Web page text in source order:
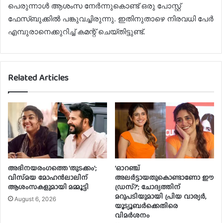
പെരുന്നാൾ ആശംസ നേർന്നുകൊണ്ട് ഒരു പോസ്റ്റ്
ഫേസ്‌ബുക്കിൽ പങ്കുവച്ചിരുന്നു. ഇതിനുതാഴെ നിരവധി പേർ
എമ്പുരാനെക്കുറിച്ച് കമന്റ് ചെയ്തിട്ടുണ്ട്.
Related Articles
അഭിനയരംഗത്തെ ‘തുടക്കം’;
വിസ്‍മയ മോഹന്‍ലാലിന്
ആശംസകളുമായി മമ്മൂട്ടി
August 6, 2026
‘ഓറഞ്ച്
അലർട്ടായതുകൊണ്ടാണോ ഈ
ഡ്രസ്?’; ചോദ്യത്തിന്
മറുപടിയുമായി പ്രിയ വാര്യർ,
യൂട്യൂബർക്കെതിരെ
വിമർശനം